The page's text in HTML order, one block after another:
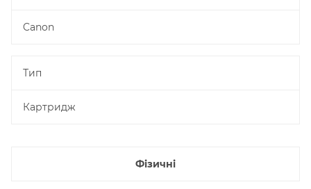
Canon
Тип
Картридж
Фізичні